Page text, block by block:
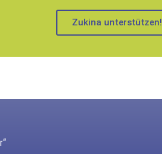
Zukina unterstützen!